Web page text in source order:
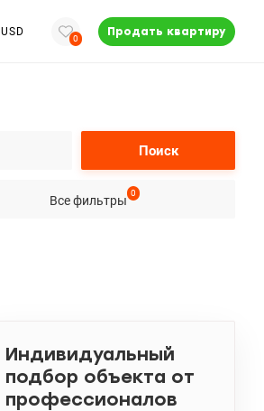
USD
0
Продать квартиру
Поиск
Все фильтры
0
Индивидуальный
подбор объекта от
профессионалов